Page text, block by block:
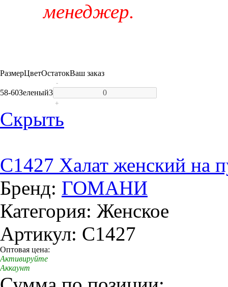
менеджер.
РазмерЦветОстатокВаш заказ
58-60Зеленый3
-
+
Скрыть
C1427 Халат женский на
Бренд: ГОМАНИ
Категория: Женское
Артикул: C1427
Оптовая цена:
Активируйте
Аккаунт